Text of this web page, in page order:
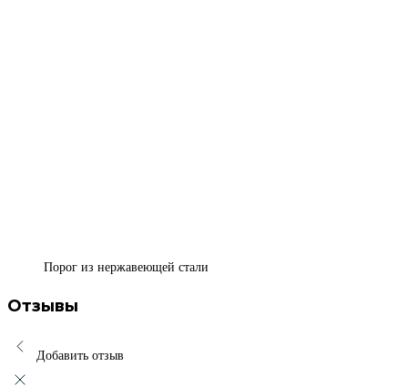
Порог из нержавеющей стали
Отзывы
Добавить отзыв